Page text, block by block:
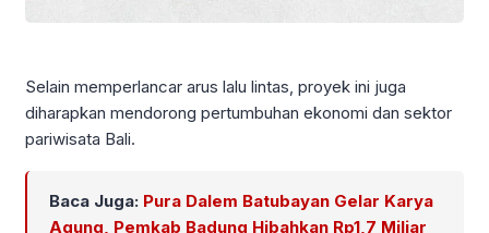
Selain memperlancar arus lalu lintas, proyek ini juga
diharapkan mendorong pertumbuhan ekonomi dan sektor
pariwisata Bali.
Baca Juga: Pura Dalem Batubayan Gelar Karya
Agung, Pemkab Badung Hibahkan Rp1,7 Miliar